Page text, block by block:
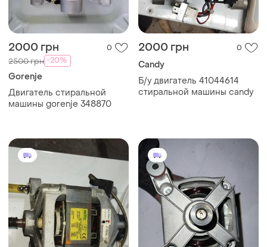
2000 грн 0
2500 грн -20%
Gorenje
Двигатель стиральной
машины gorenje 348870
2000 грн 0
Candy
Б/у двигатель 41044614
стиральной машины candy